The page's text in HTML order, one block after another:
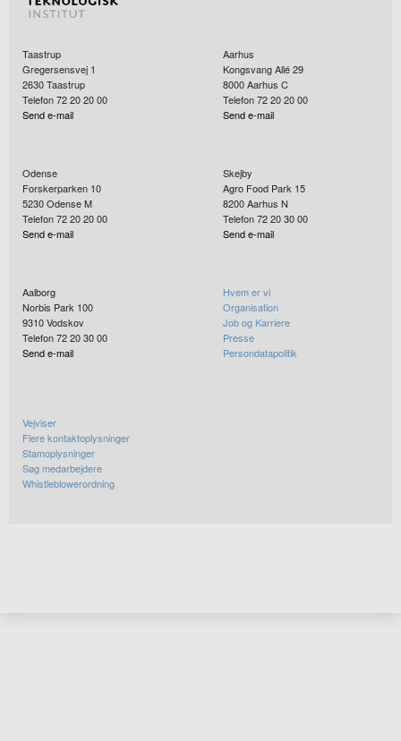
Taastrup
Gregersensvej 1
2630Taastrup
Telefon 72 20 20 00
Send e-mail
Aarhus
Kongsvang Allé 29
8000Aarhus C
Telefon 72 20 20 00
Send e-mail
Odense
Forskerparken 10
5230Odense M
Telefon 72 20 20 00
Send e-mail
Skejby
Agro Food Park 15
8200Aarhus N
Telefon 72 20 30 00
Send e-mail
Aalborg
Norbis Park 100
9310Vodskov
Telefon 72 20 30 00
Send e-mail
Hvem er vi
Organisation
Job og Karriere
Presse
Persondatapolitik
Vejviser
Flere kontaktoplysninger
Stamoplysninger
Søg medarbejdere
Whistleblowerordning